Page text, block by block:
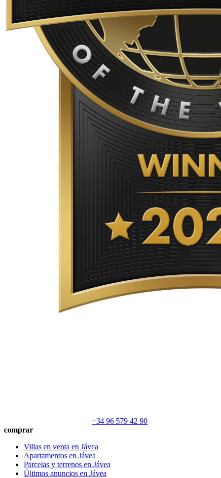
+34 96 579 42 90
comprar
Villas en venta en Jávea
Apartamentos en Jávea
Parcelas y terrenos en Jávea
Últimos anuncios en Jávea